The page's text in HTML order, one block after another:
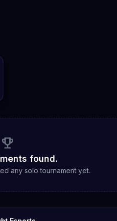
emoji_events
found.
any solo tournament yet.